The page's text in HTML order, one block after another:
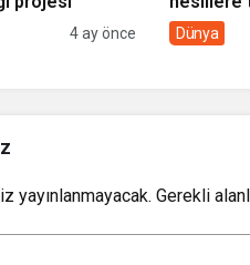
4 ay önce
toplumun
Dünya
yayınlanmayacak. Gerekli